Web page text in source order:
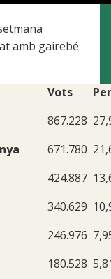
amb gairebé
Vots
867.228
671.780
424.887
340.629
246.976
180.528